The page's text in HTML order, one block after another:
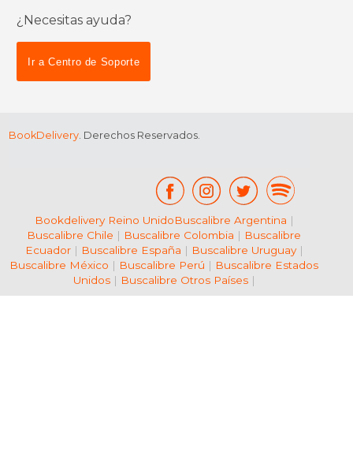
dcto. $ 36.66
¿Necesitas ayuda?
Ir a Centro de Soporte
BookDelivery. Derechos Reservados.
Bookdelivery Reino UnidoBuscalibre Argentina |
Buscalibre Chile | Buscalibre Colombia | Buscalibre
Ecuador| Buscalibre España | Buscalibre Uruguay|
Buscalibre México | Buscalibre Perú | Buscalibre Estados
Unidos| Buscalibre Otros Países|